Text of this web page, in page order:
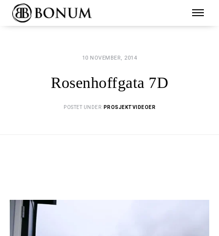
10 NOVEMBER, 2014
Rosenhoffgata 7D
POSTET UNDER PROSJEKTVIDEOER